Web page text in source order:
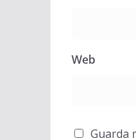
Web
Guarda